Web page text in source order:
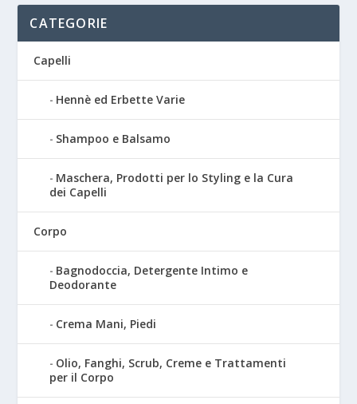
CATEGORIE
Capelli
Hennè ed Erbette Varie
Shampoo e Balsamo
Maschera, Prodotti per lo Styling e la Cura
dei Capelli
Corpo
Bagnodoccia, Detergente Intimo e
Deodorante
Crema Mani, Piedi
Olio, Fanghi, Scrub, Creme e Trattamenti
per il Corpo